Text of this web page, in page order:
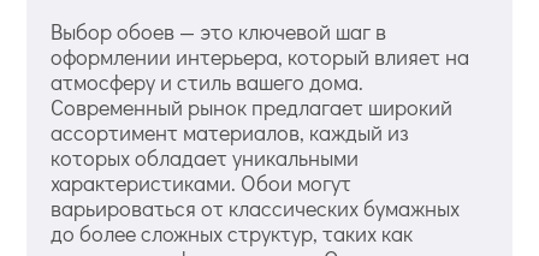
Выбор обоев — это ключевой шаг в
оформлении интерьера, который влияет на
атмосферу и стиль вашего дома.
Современный рынок предлагает широкий
ассортимент материалов, каждый из
которых обладает уникальными
характеристиками. Обои могут
варьироваться от классических бумажных
до более сложных структур, таких как